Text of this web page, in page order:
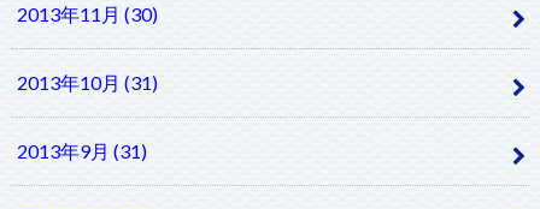
2013年11月 (30)
2013年10月 (31)
2013年9月 (31)